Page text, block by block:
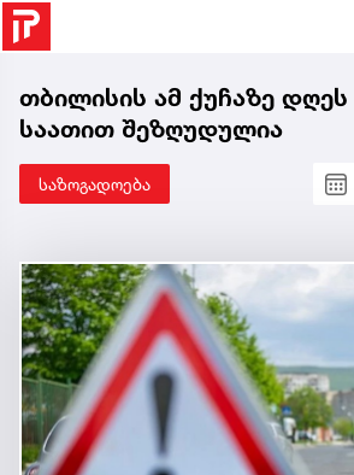
თბილისის ამ ქუჩაზე
საათით შეზღუდულია
საზოგადოება